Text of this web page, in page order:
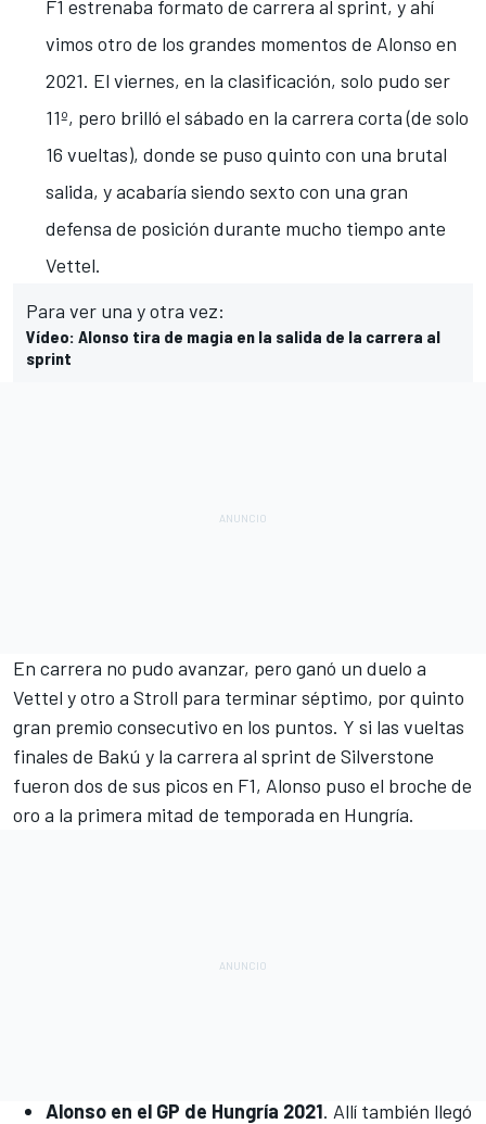
F1 estrenaba formato de carrera al sprint, y ahí
vimos otro de los grandes momentos de Alonso en
2021. El viernes, en la clasificación, solo pudo ser
11º, pero brilló el sábado en la carrera corta (de solo
16 vueltas), donde se puso quinto con una brutal
salida, y acabaría siendo sexto con una gran
defensa de posición durante mucho tiempo ante
Vettel.
Para ver una y otra vez:
Vídeo: Alonso tira de magia en la salida de la carrera al
sprint
En carrera no pudo avanzar, pero ganó un duelo a
Vettel y otro a Stroll para terminar séptimo, por quinto
gran premio consecutivo en los puntos. Y si las vueltas
finales de Bakú y la carrera al sprint de Silverstone
fueron dos de sus picos en F1, Alonso puso el broche de
oro a la primera mitad de temporada en Hungría.
Alonso en el GP de Hungría 2021. Allí también llegó